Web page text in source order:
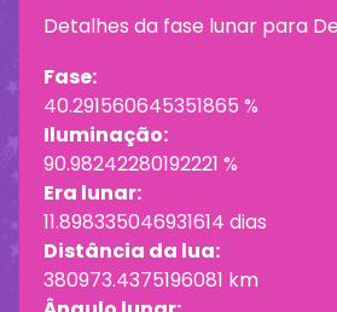
Detalhes da fase lunar para
Fase:
40.291560645351865 %
Iluminação:
90.98242280192221 %
Era lunar:
11.898335046931614 dias
Distância da lua:
380973.4375196081 km